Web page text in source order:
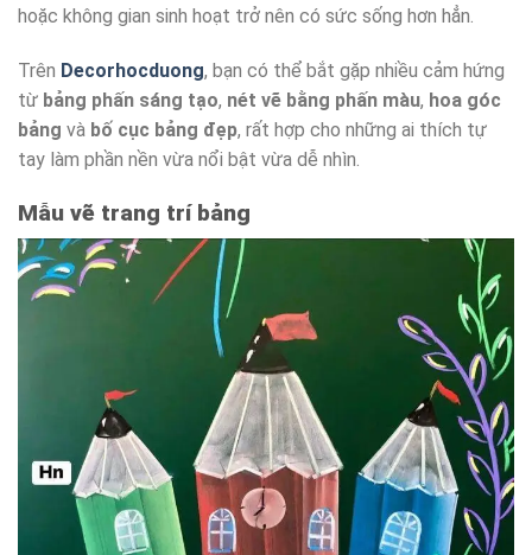
hoặc không gian sinh hoạt trở nên có sức sống hơn hẳn.
Trên Decorhocduong, bạn có thể bắt gặp nhiều cảm hứng
từ bảng phấn sáng tạo, nét vẽ bằng phấn màu, hoa góc
bảng và bố cục bảng đẹp, rất hợp cho những ai thích tự
tay làm phần nền vừa nổi bật vừa dễ nhìn.
Mẫu vẽ trang trí bảng